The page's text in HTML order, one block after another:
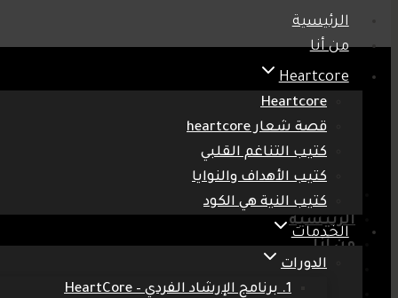
الرئيسية
من أنا
Heartcore
Heartcore
قصة شعار heartcore
كتيب التناغم القلبي
كتيب الأهداف والنوايا
كتيب النية هي الكود
الخدمات
الدورات
1. برنامج الإرشاد الفردي – HeartCore
المدونة
الرئيسية
من أنا
Heartcore